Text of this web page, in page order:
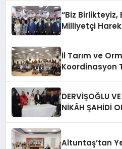
“Biz Birlikteyiz,
Milliyetçi
İl Tarım ve
Koordinasyon
DERVİŞOĞLU
NİKÂH ŞAHİDİ
Altuntaş’tan